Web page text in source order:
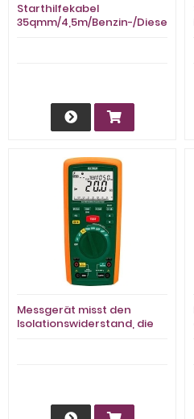
Starthilfekabel
35qmm/4,5m/Benzin-/
Messgerät misst den
Isolationswiderstand, die